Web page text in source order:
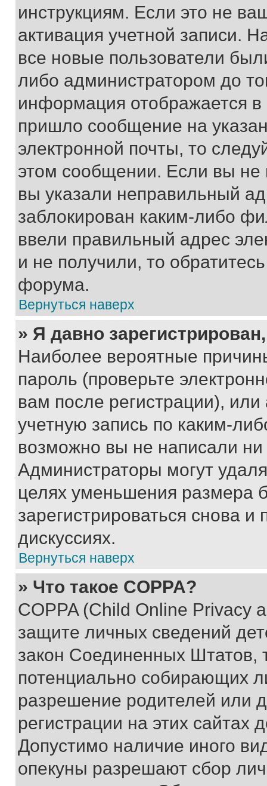
инструкциям. Если это не
активация учетной записи.
все новые пользователи
либо администратором до
информация отображается
пришло сообщение на
электронной почты, то
этом сообщении. Если вы
вы указали неправильный
заблокирован каким-либо
ввели правильный адрес
и не получили, то
форума.
Вернуться наверх
» Я давно
Наиболее вероятные
пароль (проверьте
вам после регистрации),
учетную запись по каким-
возможно вы не написали
Администраторы могут
целях уменьшения размера
зарегистрироваться снова и
дискуссиях.
Вернуться наверх
» Что такое COPPA?
COPPA (Child Online Privacy
защите личных сведений
закон Соединенных Штатов,
потенциально собирающих
разрешение родителей или
регистрации на этих сайтах
Допустимо наличие иного
опекуны разрешают сбор